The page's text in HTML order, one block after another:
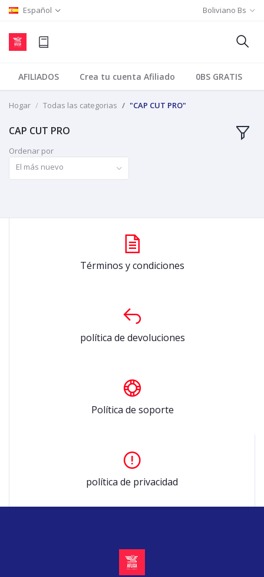
Español Boliviano Bs
AFILIADOS Crea tu cuenta Afiliado 0BS GRATIS
Hogar Todas las categorias "CAP CUT PRO"
CAP CUT PRO
Ordenar por
El más nuevo
Términos y condiciones
política de devoluciones
Política de soporte
política de privacidad